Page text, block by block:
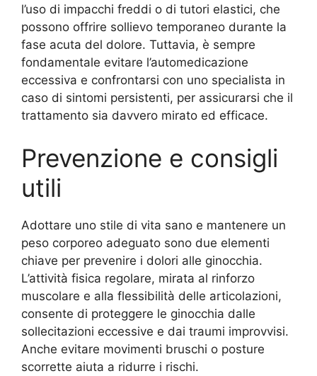
l’uso di impacchi freddi o di tutori elastici, che
possono offrire sollievo temporaneo durante la
fase acuta del dolore. Tuttavia, è sempre
fondamentale evitare l’automedicazione
eccessiva e confrontarsi con uno specialista in
caso di sintomi persistenti, per assicurarsi che il
trattamento sia davvero mirato ed efficace.
Prevenzione e consigli
utili
Adottare uno stile di vita sano e mantenere un
peso corporeo adeguato sono due elementi
chiave per prevenire i dolori alle ginocchia.
L’attività fisica regolare, mirata al rinforzo
muscolare e alla flessibilità delle articolazioni,
consente di proteggere le ginocchia dalle
sollecitazioni eccessive e dai traumi improvvisi.
Anche evitare movimenti bruschi o posture
scorrette aiuta a ridurre i rischi.